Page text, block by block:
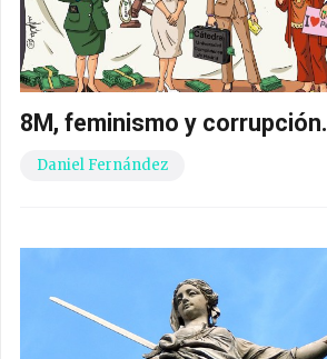
8M, feminismo y corrupción.
Daniel Fernández